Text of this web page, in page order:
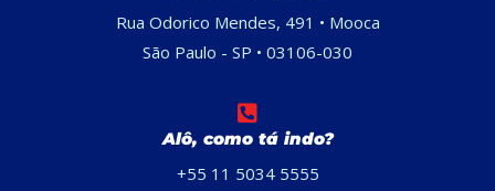
Rua Odorico Mendes, 491 • Mooca
São Paulo - SP • 03106-030
Alô, como tá indo?
+55 11 5034 5555